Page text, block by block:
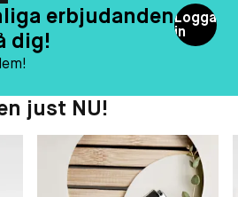
erbjudanden
dig!
Logga
in
just NU!